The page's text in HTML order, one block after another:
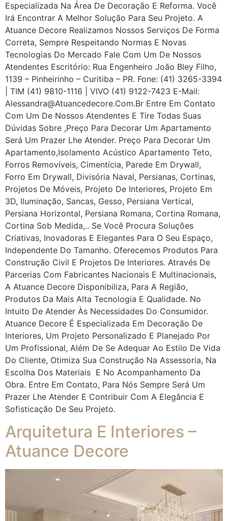
Especializada Na Área De Decoração E Reforma. Você
Irá Encontrar A Melhor Solução Para Seu Projeto. A
Atuance Decore Realizamos Nossos Serviços De Forma
Correta, Sempre Respeitando Normas E Novas
Tecnologias Do Mercado Fale Com Um De Nossos
Atendentes Escritório: Rua Engenheiro João Bley Filho,
1139 – Pinheirinho – Curitiba – PR. Fone: (41) 3265-3394
| TIM (41) 9810-1116 | VIVO (41) 9122-7423 E-Mail:
Alessandra@atuancedecore.com.br Entre Em Contato
Com Um De Nossos Atendentes E Tire Todas Suas
Dúvidas Sobre ,Preço Para Decorar Um Apartamento
Será Um Prazer Lhe Atender. Preço Para Decorar Um
Apartamento,Isolamento Acústico Apartamento Teto,
Forros Removíveis, Cimentícia, Parede Em Drywall,
Forro Em Drywall, Divisória Naval, Persianas, Cortinas,
Projetos De Móveis, Projeto De Interiores, Projeto Em
3D, Iluminação, Sancas, Gesso, Persiana Vertical,
Persiana Horizontal, Persiana Romana, Cortina Romana,
Cortina Sob Medida,.. Se Você Procura Soluções
Criativas, Inovadoras E Elegantes Para O Seu Espaço,
Independente Do Tamanho. Oferecemos Produtos Para
Construção Civil E Projetos De Interiores. Através De
Parcerias Com Fabricantes Nacionais E Multinacionais,
A Atuance Decore Disponibiliza, Para A Região,
Produtos Da Mais Alta Tecnologia E Qualidade. No
Intuito De Atender Às Necessidades Do Consumidor.
Atuance Decore É Especializada Em Decoração De
Interiores, Um Projeto Personalizado E Planejado Por
Um Profissional, Além De Se Adequar Ao Estilo De Vida
Do Cliente, Otimiza Sua Construção Na Assessoria, Na
Escolha Dos Materiais E No Acompanhamento Da
Obra. Entre Em Contato, Para Nós Sempre Será Um
Prazer Lhe Atender E Contribuir Com A Elegância E
Sofisticação De Seu Projeto.
Arquitetura E Interiores –
Atuance Decore